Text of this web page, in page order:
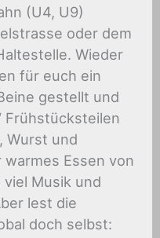
(U4, U9)
oder dem
Wieder
für euch ein
gestellt und
Frühstücksteilen
Wurst und
Essen von
Musik und
lest die
doch selbst: